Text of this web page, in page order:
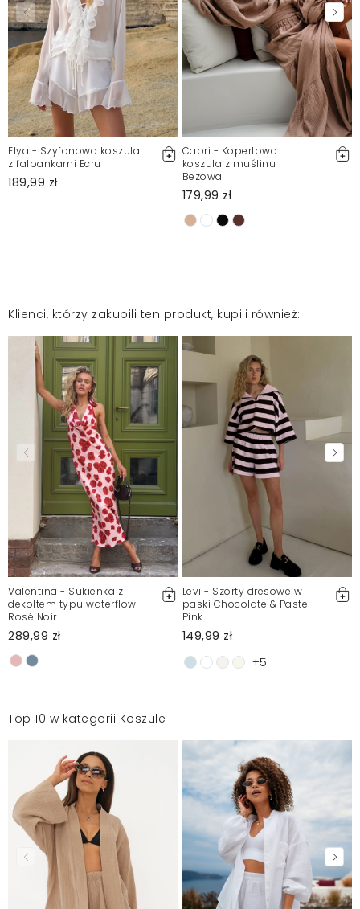
Elya - Szyfonowa koszula
z falbankami Ecru
189,99 zł
Capri - Kopertowa
koszula z muślinu
Beżowa
179,99 zł
Klienci, którzy zakupili ten produkt, kupili również:
Valentina - Sukienka z
dekoltem typu waterflow
Rosé Noir
289,99 zł
Levi - Szorty dresowe w
paski Chocolate & Pastel
Pink
149,99 zł
+5
Top 10 w kategorii Koszule